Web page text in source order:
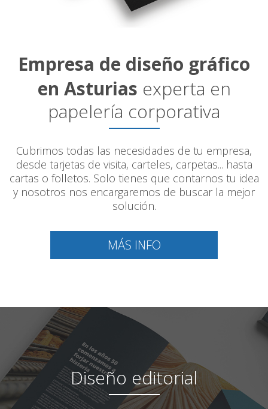
Empresa de diseño gráfico
en Asturias experta en
papelería corporativa
Cubrimos todas las necesidades de tu empresa,
desde tarjetas de visita, carteles, carpetas... hasta
cartas o folletos. Solo tienes que contarnos tu idea
y nosotros nos encargaremos de buscar la mejor
solución.
MÁS INFO
Diseño editorial